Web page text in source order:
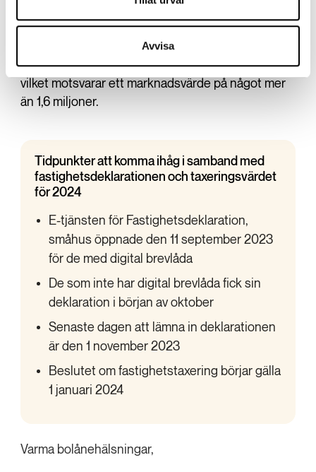
Avvisa
påpeka att fastighetsavgifterna inte kommer att
skjuta i höjden på grund av detta. Det finns ett
fastställt avgiftstak som är satt till 9 287 kronor,
vilket motsvarar ett marknadsvärde på något mer
än 1,6 miljoner.
Tidpunkter att komma ihåg i samband med
fastighetsdeklarationen och taxeringsvärdet
för 2024
E-tjänsten för Fastighetsdeklaration,
småhus öppnade den 11 september 2023
för de med digital brevlåda
De som inte har digital brevlåda fick sin
deklaration i början av oktober
Senaste dagen att lämna in deklarationen
är den 1 november 2023
Beslutet om fastighetstaxering börjar gälla
1 januari 2024
Varma bolånehälsningar,